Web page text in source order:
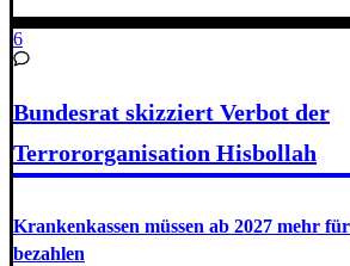
6
Bundesrat skizziert Verbot der
Terrororganisation Hisbollah
Krankenkassen müssen ab 2027 mehr
bezahlen